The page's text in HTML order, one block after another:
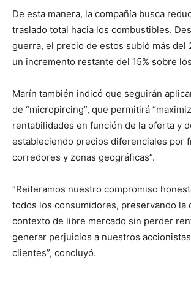
De esta manera, la compañía busca
traslado total hacia los combustibles.
guerra, el precio de estos subió más del
un incremento restante del 15% sobre
Marín también indicó que seguirán
de “micropircing”, que permitirá
rentabilidades en función de la oferta y
estableciendo precios diferenciales por
corredores y zonas geográficas”.
“Reiteramos nuestro compromiso
todos los consumidores, preservando la
contexto de libre mercado sin perder
generar perjuicios a nuestros
clientes”, concluyó.